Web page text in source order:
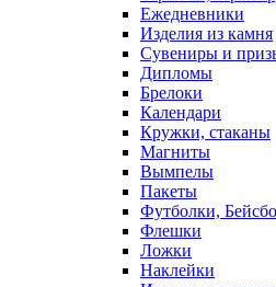
Ежедневники
Изделия из камня
Сувениры и
Дипломы
Брелоки
Календари
Кружки, стаканы
Магниты
Вымпелы
Пакеты
Футболки,
Флешки
Ложки
Наклейки